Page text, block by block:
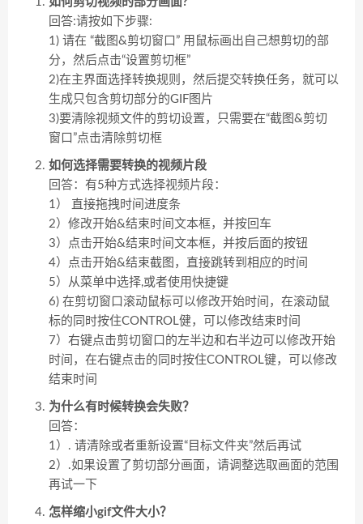
回答:请按如下步骤:
1) 请在 “截图&剪切窗口” 用鼠标画出自己想剪切的部
分，然后点击“设置剪切框”
2)在主界面选择转换规则，然后提交转换任务，就可以
生成只包含剪切部分的GIF图片
3)要清除视频文件的剪切设置，只需要在“截图&剪切
窗口”点击清除剪切框
如何选择需要转换的视频片段
回答：有5种方式选择视频片段：
1） 直接拖拽时间进度条
2）修改开始&结束时间文本框，并按回车
3）点击开始&结束时间文本框，并按后面的按钮
4）点击开始&结束截图，直接跳转到相应的时间
5）从菜单中选择,或者使用快捷键
6) 在剪切窗口滚动鼠标可以修改开始时间，在滚动鼠
标的同时按住CONTROL健，可以修改结束时间
7）右键点击剪切窗口的左半边和右半边可以修改开始
时间，在右键点击的同时按住CONTROL键，可以修改
结束时间
为什么有时候转换会失败？
回答：
1）. 请清除或者重新设置“目标文件夹”然后再试
2）.如果设置了剪切部分画面，请调整选取画面的范围
再试一下
怎样缩小gif文件大小？